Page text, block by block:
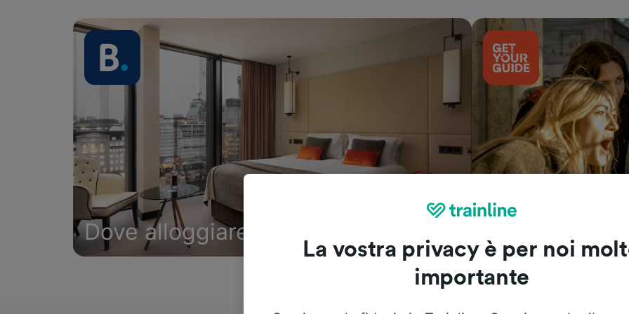
Dove alloggiare
La vostra privacy è per noi
importante